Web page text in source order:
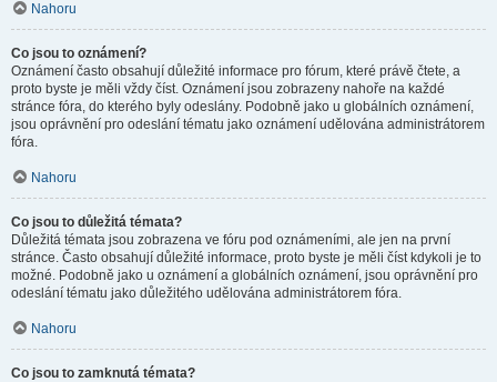
Nahoru
Co jsou to oznámení?
Oznámení často obsahují důležité informace pro fórum, které právě čtete, a
proto byste je měli vždy číst. Oznámení jsou zobrazeny nahoře na každé
stránce fóra, do kterého byly odeslány. Podobně jako u globálních oznámení,
jsou oprávnění pro odeslání tématu jako oznámení udělována administrátorem
fóra.
Nahoru
Co jsou to důležitá témata?
Důležitá témata jsou zobrazena ve fóru pod oznámeními, ale jen na první
stránce. Často obsahují důležité informace, proto byste je měli číst kdykoli je to
možné. Podobně jako u oznámení a globálních oznámení, jsou oprávnění pro
odeslání tématu jako důležitého udělována administrátorem fóra.
Nahoru
Co jsou to zamknutá témata?